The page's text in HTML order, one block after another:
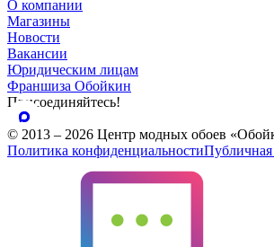
О компании
Магазины
Новости
Вакансии
Юридическим лицам
Франшиза Обойкин
Присоединяйтесь!
© 2013 – 2026 Центр модных обоев
Политика конфиденциальностиПубличная